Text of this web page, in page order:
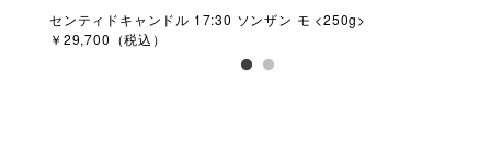
センティドキャンドル 17:30 ソンザン モ <250g>
￥29,700（税込）